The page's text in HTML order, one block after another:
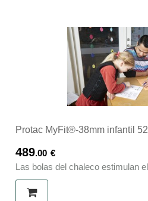
Protac MyFit®-38mm infantil
489.00 €
Las bolas del chaleco estimulan